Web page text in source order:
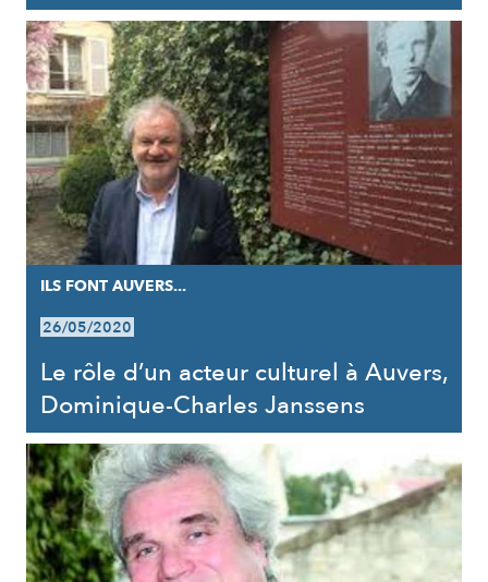
ILS FONT AUVERS...
26/05/2020
Le rôle d’un acteur culturel à Auvers,
Dominique-Charles Janssens